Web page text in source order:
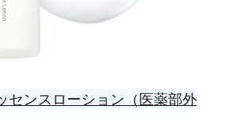
センスローション（医薬部外